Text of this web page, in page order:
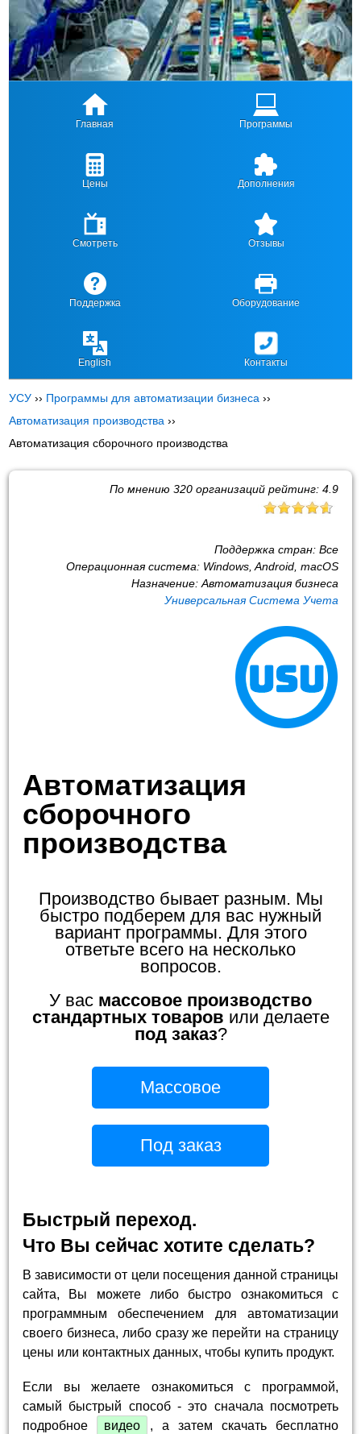
Главная Программы
Цены Дополнения
Смотреть Отзывы
Поддержка Оборудование
English Контакты
УСУ ›› Программы для автоматизации бизнеса ››
Автоматизация производства ››
Автоматизация сборочного производства
По мнению 320организаций рейтинг: 4.9
Поддержка стран: Все
Операционная система: Windows, Android, macOS
Назначение: Автоматизация бизнеса
Универсальная Система Учета
Автоматизация
сборочного
производства
Производство бывает разным. Мы
быстро подберем для вас нужный
вариант программы. Для этого
ответьте всего на несколько
вопросов.
У вас массовое производство
стандартных товаров или делаете
под заказ?
Массовое
Под заказ
Быстрый переход.
Что Вы сейчас хотите сделать?
В зависимости от цели посещения данной страницы
сайта, Вы можете либо быстро ознакомиться с
программным обеспечением для автоматизации
своего бизнеса, либо сразу же перейти на страницу
цены или контактных данных, чтобы купить продукт.
Если вы желаете ознакомиться с программой,
самый быстрый способ - это сначала посмотреть
подробное
видео
, а затем скачать бесплатно